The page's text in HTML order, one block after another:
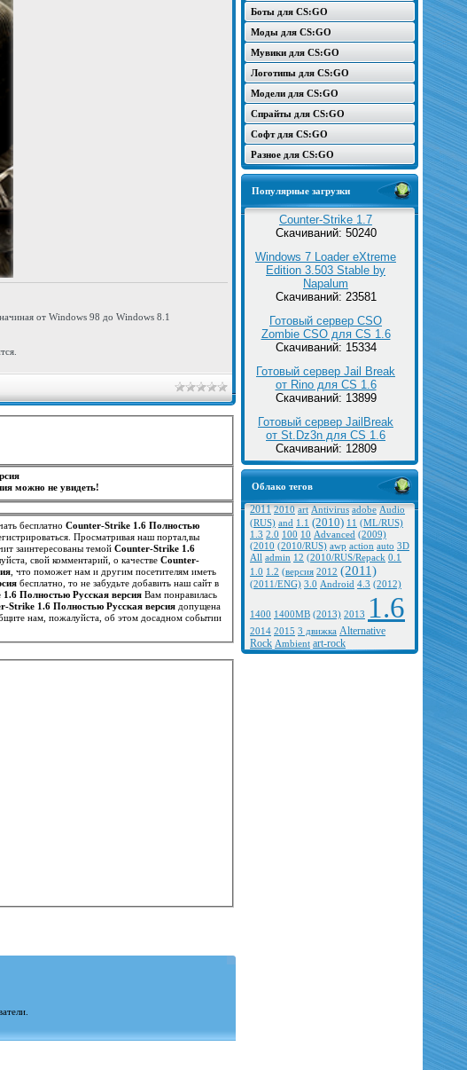
Боты для CS:GO
Моды для CS:GO
Мувики для CS:GO
Логотипы для CS:GO
Модели для CS:GO
Спрайты для CS:GO
Софт для CS:GO
Разное для CS:GO
Популярные загрузки
Counter-Strike 1.7
Скачиваний: 50240
Windows 7 Loader eXtreme
Edition 3.503 Stable by
Napalum
Скачиваний: 23581
Готовый сервер CSO
Zombie CSO для CS 1.6
Скачиваний: 15334
Готовый сервер Jail Break
от Rino для CS 1.6
Скачиваний: 13899
Готовый сервер JailBreak
от St.Dz3n для CS 1.6
Скачиваний: 12809
Облако тегов
2011 2010 art Antivirus adobe Audio
(RUS) and 1.1 (2010) 11 (ML/RUS)
1.3 2.0 100 10 Advanced (2009)
(2010 (2010/RUS) awp action auto 3D
All admin 12 (2010/RUS/Repack 0.1
1.0 1.2 (версия 2012 (2011)
(2011/ENG) 3.0 Android 4.3 (2012)
1400 1400MB (2013) 2013 1.6
2014 2015 3 движка Alternative
Rock Ambient art-rock
от Windows 98 до Windows 8.1
можно не увидеть!
бесплатноCounter-Strike 1.6 Полностью
Просматривая наш портал,вы
заинтересованы темойCounter-Strike 1.6
свой комментарий, о качествеCounter-
, что поможет нам и другим посетителям иметь
бесплатно, то не забудьте добавить наш сайт в
Полностью Русская версия Вам понравилась
Strike 1.6 Полностью Русская версия допущена
нам, пожалуйста, об этом досадном событии